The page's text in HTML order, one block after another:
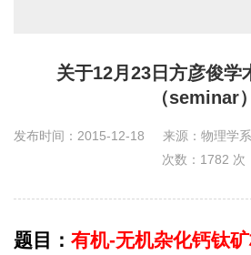
关于12月23日方彦俊学
（seminar）
发布时间：2015-12-18 来源：物理学系
次数： 1782 次
题目： 有机-无机杂化钙钛